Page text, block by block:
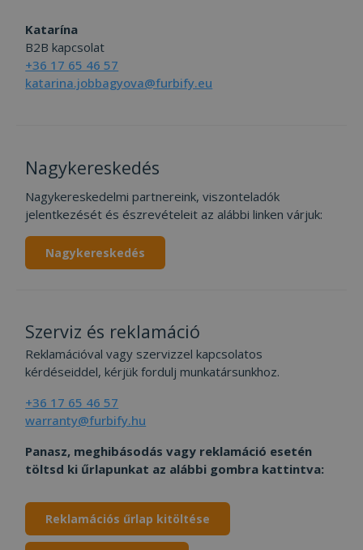
Katarína
B2B kapcsolat
+36 17 65 46 57
katarina.jobbagyova@furbify.eu
Nagykereskedés
Nagykereskedelmi partnereink, viszonteladók
jelentkezését és észrevételeit az alábbi linken várjuk:
Nagykereskedés
Szerviz és reklamáció
Reklamációval vagy szervizzel kapcsolatos
kérdéseiddel, kérjük fordulj munkatársunkhoz.
+36 17 65 46 57
warranty@furbify.hu
Panasz, meghibásodás vagy reklamáció esetén
töltsd ki űrlapunkat az alábbi gombra kattintva:
Reklamációs űrlap kitöltése